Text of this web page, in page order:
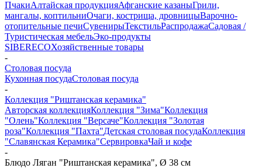
ПчакиАлтайская продукцияАфганские казаныГрили,
мангалы, коптильниОчаги, кострища, дровницыВарочно-
отопительные печиСувенирыТекстильРаспродажаСадовая /
Туристическая мебельЭко-продукты
SIBERECOХозяйственные товары
-
Столовая посуда
Кухонная посудаСтоловая посуда
-
Коллекция "Риштанская керамика"
Авторская коллекцияКоллекция "Зима"Коллекция
"Олень"Коллекция "Версаче"Коллекция "Золотая
роза"Коллекция "Пахта"Детская столовая посудаКоллекция
"Славянская Керамика"СервировкаЧай и кофе
-
Блюдо Ляган "Риштанская керамика", Ø 38 см